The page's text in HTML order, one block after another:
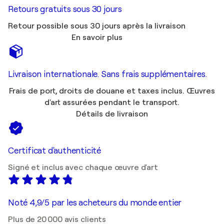
Retours gratuits sous 30 jours
Retour possible sous 30 jours après la livraison
En savoir plus
Livraison internationale. Sans frais supplémentaires.
Frais de port, droits de douane et taxes inclus. Œuvres
d'art assurées pendant le transport.
Détails de livraison
Certificat d'authenticité
Signé et inclus avec chaque œuvre d'art
Noté 4,9/5 par les acheteurs du monde entier
Plus de 20 000 avis clients